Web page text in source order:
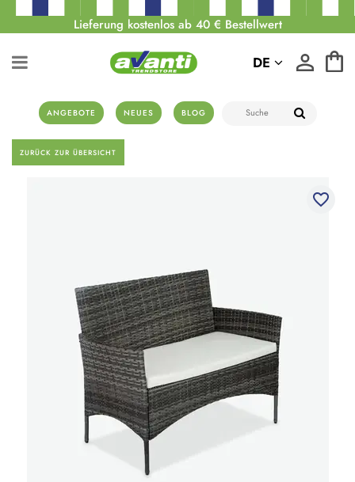
Lieferung kostenlos ab 40 € Bestellwert
ANGEBOTE NEUES BLOG
DE
ZURÜCK ZUR ÜBERSICHT
favorite_border